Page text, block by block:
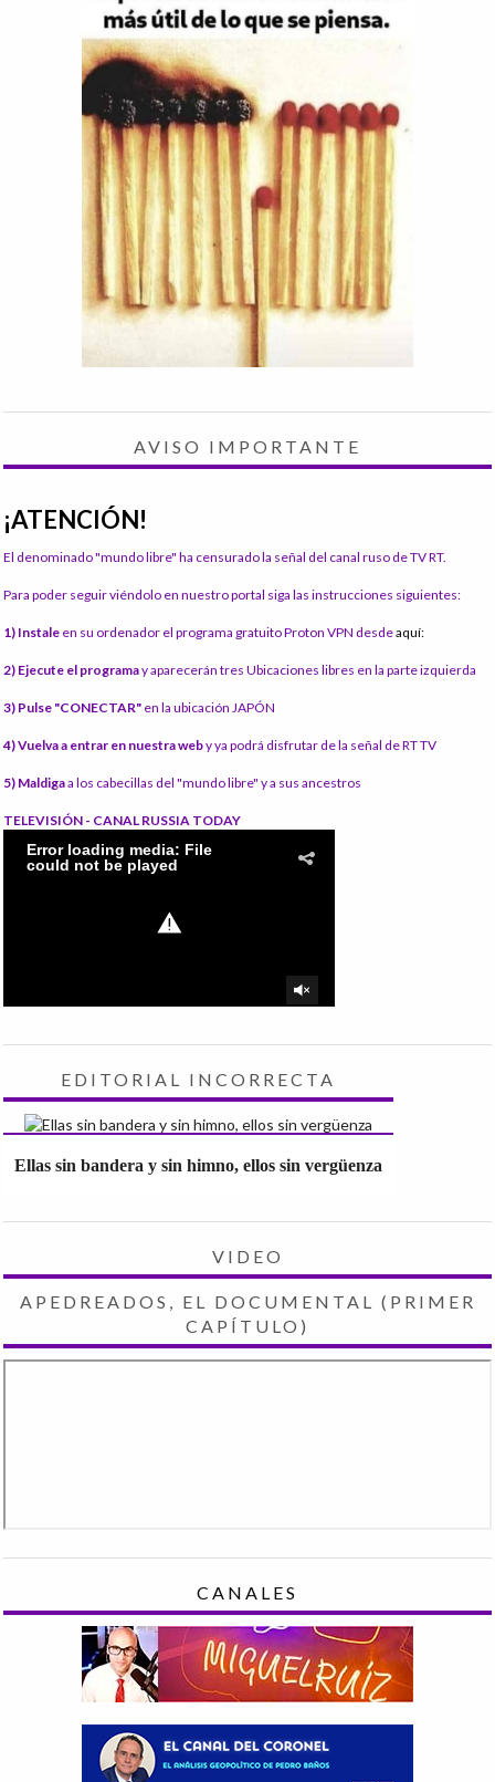
AVISO IMPORTANTE
¡ATENCIÓN!
El denominado "mundo libre" ha censurado la señal del canal ruso de TV RT.
Para poder seguir viéndolo en nuestro portal siga las instrucciones siguientes:
1) Instale en su ordenador el programa gratuito Proton VPN desdeaquí:
2) Ejecute el programay aparecerán tres Ubicaciones libres en la parte izquierda
3) Pulse "CONECTAR" en la ubicación JAPÓN
4) Vuelva a entrar en nuestra weby ya podrá disfrutar de la señal de RT TV
5) Maldigaa los cabecillas del "mundo libre" y a sus ancestros
TELEVISIÓN - CANAL RUSSIA TODAY
EDITORIAL INCORRECTA
Ellas sin bandera y sin himno, ellos sin vergüenza
VIDEO
APEDREADOS, EL DOCUMENTAL (PRIMER
CAPÍTULO)
CANALES